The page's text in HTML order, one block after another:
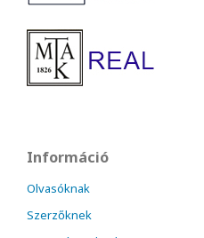
Információ
Olvasóknak
Szerzőknek